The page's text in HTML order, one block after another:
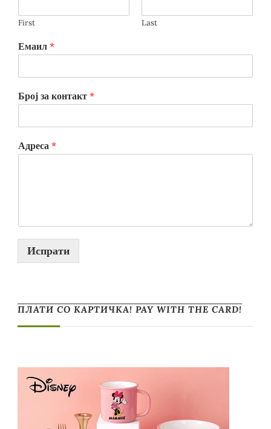
First Last
Емаил *
Број за контакт *
Адреса *
Испрати
ПЛАТИ СО КАРТИЧКА! PAY WITH THE CARD!